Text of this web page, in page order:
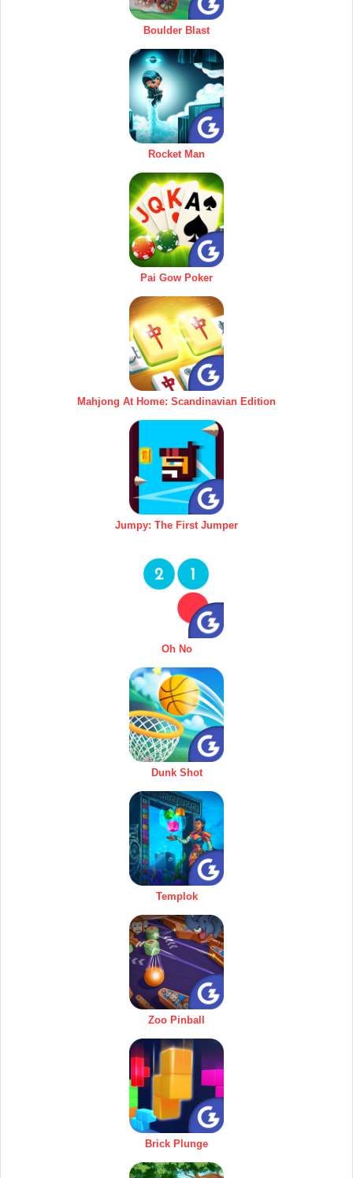
Boulder Blast
Rocket Man
Pai Gow Poker
Mahjong At Home: Scandinavian Edition
Jumpy: The First Jumper
Oh No
Dunk Shot
Templok
Zoo Pinball
Brick Plunge